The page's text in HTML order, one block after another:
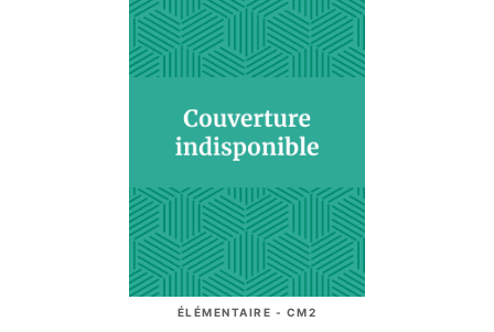
ÉLÉMENTAIRE - CM2